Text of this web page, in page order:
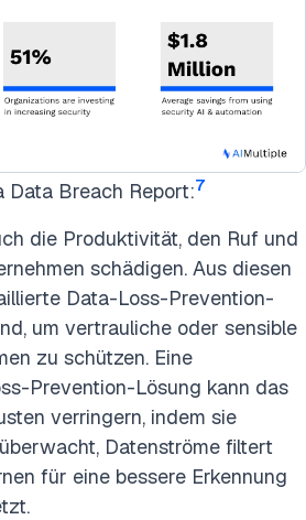
Data Breach Report:7
die Produktivität, den Ruf und
schädigen. Aus diesen
Data-Loss-Prevention-
um vertrauliche oder sensible
zu schützen. Eine
Prevention-Lösung kann das
verringern, indem sie
Datenströme filtert
für eine bessere Erkennung